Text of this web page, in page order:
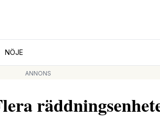
NÖJE
ANNONS